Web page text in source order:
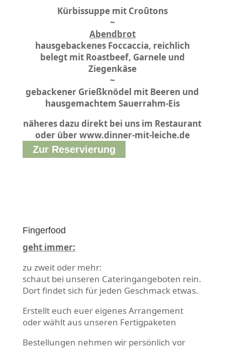
Kürbissuppe mit Croûtons
~
Abendbrot
hausgebackenes Foccaccia, reichlich
belegt mit Roastbeef, Garnele und
Ziegenkäse
~
gebackener Grießknödel mit Beeren und
hausgemachtem Sauerrahm-Eis
näheres dazu direkt bei uns im Restaurant
oder über www.dinner-mit-leiche.de
Zur Reservierung
Fingerfood
geht immer:
zu zweit oder mehr:
schaut bei unseren Cateringangeboten rein.
Dort findet sich für jeden Geschmack etwas.
Erstellt euch euer eigenes Arrangement
oder wählt aus unseren Fertigpaketen
Bestellungen nehmen wir persönlich vor